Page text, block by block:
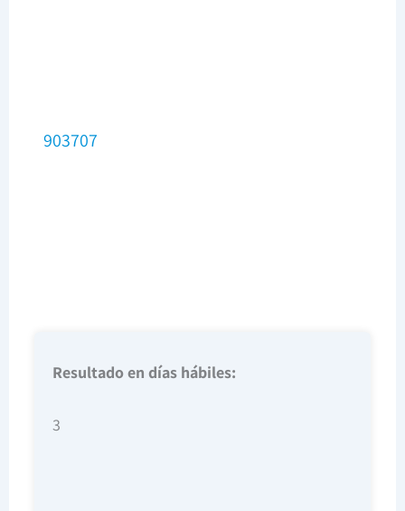
903707
Resultado en días hábiles:
3